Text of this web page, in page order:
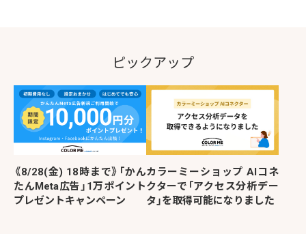
ピックアップ
《8/28(金) 18時まで》「かん
たんMeta広告」1万ポイント
プレゼントキャンペーン
カラーミーショップ AIコネ
クターで「アクセス分析デー
タ」を取得可能になりました